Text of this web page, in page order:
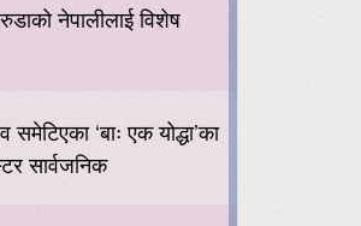
नेपालीलाई विशेष
‘बाः एक योद्धा’का
सार्वजनिक